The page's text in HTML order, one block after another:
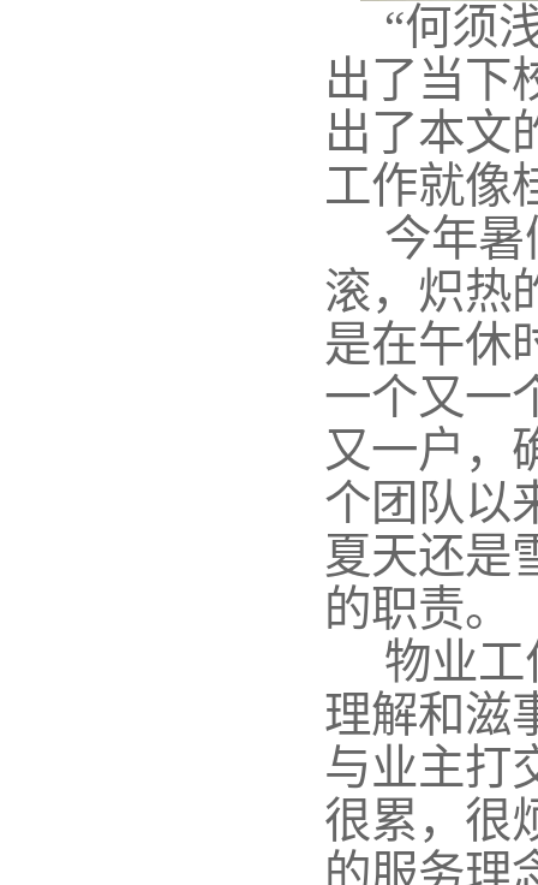
“何须
出了当下
出了本文
工作就像
今年
滚，炽热
是在午休
一个又一
又一户，
个团队以
夏天还是
的职责。
物业
理解和滋
与业主打
很累，很
的服务理